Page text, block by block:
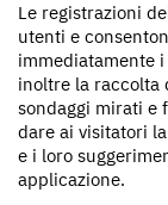
Le registrazioni
utenti e
immediatamente
inoltre la raccolta
sondaggi mirati e
dare ai visitatori
e i loro
applicazione.